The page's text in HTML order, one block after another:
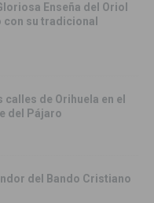
Enseña del Oriol
con su tradicional
de Orihuela en el
del Pájaro
del Bando Cristiano